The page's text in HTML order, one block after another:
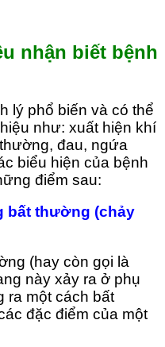
nhận biết bệnh
lý phổ biến và có thể
như: xuất hiện khí
đau, ngứa
biểu hiện của bệnh
điểm sau:
bất thường (chảy
(hay còn gọi là
này xảy ra ở phụ
ra một cách bất
đặc điểm của một